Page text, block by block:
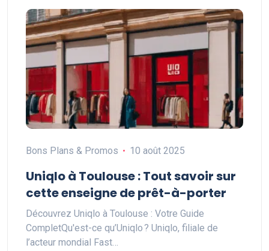
Bons Plans & Promos 10 août 2025
Uniqlo à Toulouse : Tout savoir sur
cette enseigne de prêt-à-porter
Découvrez Uniqlo à Toulouse : Votre Guide
CompletQu'est-ce qu’Uniqlo ? Uniqlo, filiale de
l’acteur mondial Fast…